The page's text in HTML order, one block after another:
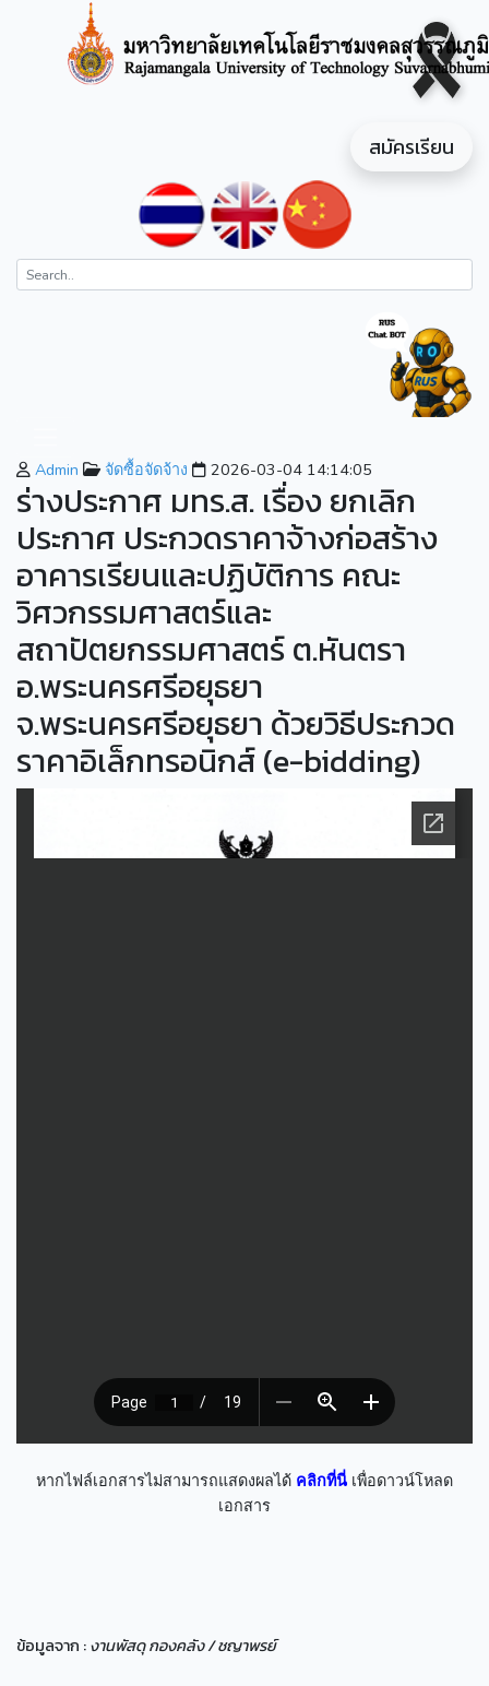
สมัครเรียน
Admin จัดซื้อจัดจ้าง 2026-03-04 14:14:05
ร่างประกาศ มทร.ส. เรื่อง ยกเลิก
ประกาศ ประกวดราคาจ้างก่อสร้าง
อาคารเรียนและปฏิบัติการ คณะ
วิศวกรรมศาสตร์และ
สถาปัตยกรรมศาสตร์ ต.หันตรา
อ.พระนครศรีอยุธยา
จ.พระนครศรีอยุธยา ด้วยวิธีประกวด
ราคาอิเล็กทรอนิกส์ (e-bidding)
หากไฟล์เอกสารไม่สามารถแสดงผลได้ คลิกที่นี่ เพื่อดาวน์โหลด
เอกสาร
ข้อมูลจาก :งานพัสดุ กองคลัง / ชญาพรย์